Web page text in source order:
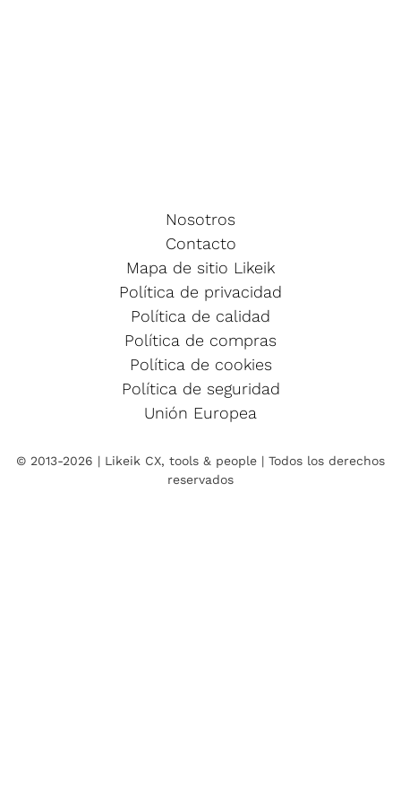
Nosotros
Contacto
Mapa de sitio Likeik
Política de privacidad
Política de calidad
Política de compras
Política de cookies
Política de seguridad
Unión Europea
© 2013-2026 | Likeik CX, tools & people | Todos los derechos
reservados